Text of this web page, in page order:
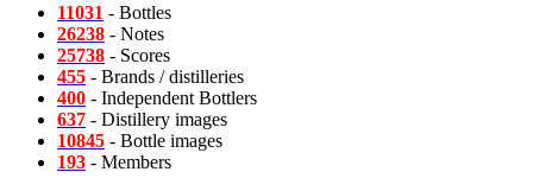
11031 - Bottles
26238 - Notes
25738 - Scores
455 - Brands / distilleries
400 - Independent Bottlers
637 - Distillery images
10845 - Bottle images
193 - Members